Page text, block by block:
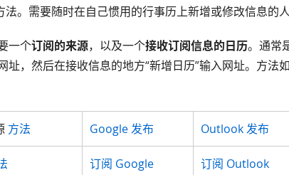
法。需要随时在自己惯用的行事历上新增或修改信息的
一个订阅的来源，以及一个接收订阅信息的日历。通常
址，然后在接收信息的地方“新增日历”输入网址。方法如
方法 Google 发布 Outlook 发布
订阅 Google 订阅 Outlook